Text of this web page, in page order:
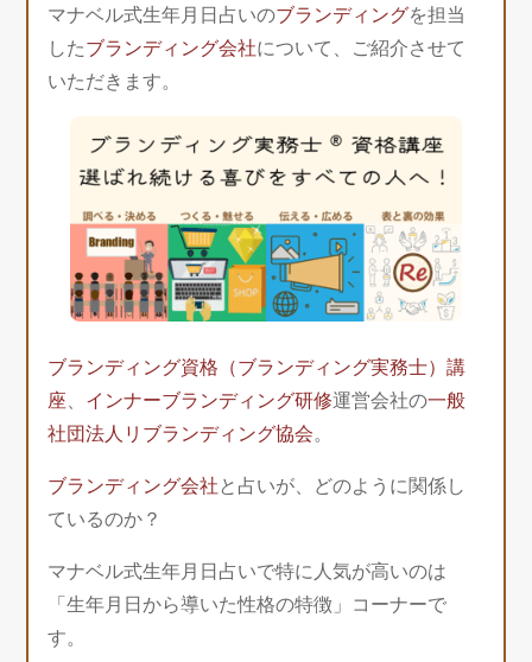
マナベル式生年月日占いのブランディングを担当
したブランディング会社について、ご紹介させて
いただきます。
ブランディング資格（ブランディング実務士）講
座、 インナーブランディング研修運営会社の一般
社団法人リブランディング協会。
ブランディング会社 と占いが、どのように関係し
ているのか？
マナベル式生年月日占いで特に人気が高いのは
「生年月日から導いた性格の特徴」コーナーで
す。